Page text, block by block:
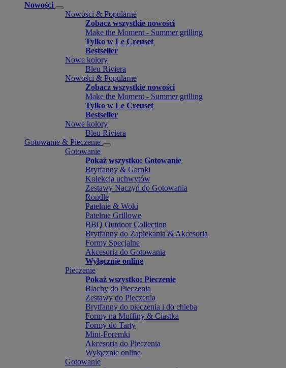
Nowości
Nowości & Popularne
Zobacz wszystkie nowości
Make the Moment - Summer grilling
Tylko w Le Creuset
Bestseller
Nowe kolory
Bleu Riviera
Nowości & Popularne
Zobacz wszystkie nowości
Make the Moment - Summer grilling
Tylko w Le Creuset
Bestseller
Nowe kolory
Bleu Riviera
Gotowanie & Pieczenie
Gotowanie
Pokaż wszystko: Gotowanie
Brytfanny & Garnki
Kolekcja uchwytów
Zestawy Naczyń do Gotowania
Rondle
Patelnie & Woki
Patelnie Grillowe
BBQ Outdoor Collection
Brytfanny do Zapiekania & Akcesoria
Formy Specjalne
Akcesoria do Gotowania
Wyłącznie online
Pieczenie
Pokaż wszystko: Pieczenie
Blachy do Pieczenia
Zestawy do Pieczenia
Brytfanny do pieczenia i do chleba
Formy na Muffiny & Ciastka
Formy do Tarty
Mini-Foremki
Akcesoria do Pieczenia
Wyłącznie online
Gotowanie